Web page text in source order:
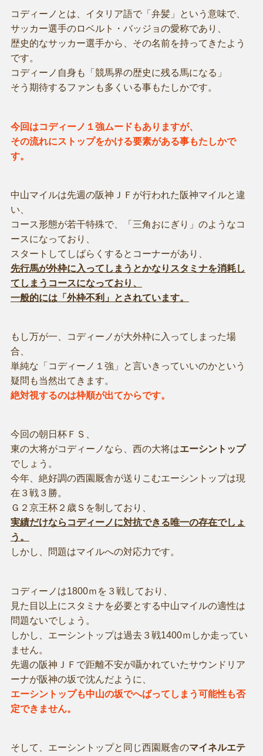
コディーノとは、イタリア語で「弁髪」という意味で、
サッカー選手のロベルト・バッジョの愛称であり、
歴史的なサッカー選手から、その名前を持ってきたよう
です。
コディーノ自身も「競馬界の歴史に残る馬になる」
そう期待するファンも多くいる事もたしかです。
今回はコディーノ１強ムードもありますが、
その流れにストップをかける要素がある事もたしかで
す。
中山マイルは先週の阪神ＪＦが行われた阪神マイルと違
い、
コース形態が若干特殊で、「三角おにぎり」のようなコ
ースになっており、
スタートしてしばらくするとコーナーがあり、
先行馬が外枠に入ってしまうとかなりスタミナを消耗し
てしまうコースになっており、
一般的には「外枠不利」とされています。
もし万が一、コディーノが大外枠に入ってしまった場
合、
単純な「コディーノ１強」と言いきっていいのかという
疑問も当然出てきます。
絶対視するのは枠順が出てからです。
今回の朝日杯ＦＳ、
東の大将がコディーノなら、西の大将はエーシントップ
でしょう。
今年、絶好調の西園厩舎が送りこむエーシントップは現
在３戦３勝。
Ｇ２京王杯２歳Ｓを制しており、
実績だけならコディーノに対抗できる唯一の存在でしょ
う。
しかし、問題はマイルへの対応力です。
コディーノは1800ｍを３戦しており、
見た目以上にスタミナを必要とする中山マイルの適性は
問題ないでしょう。
しかし、エーシントップは過去３戦1400ｍしか走ってい
ません。
先週の阪神ＪＦで距離不安が囁かれていたサウンドリア
ーナが阪神の坂で沈んだように、
エーシントップも中山の坂でへばってしまう可能性も否
定できません。
そして、エーシントップと同じ西園厩舎のマイネルエテ